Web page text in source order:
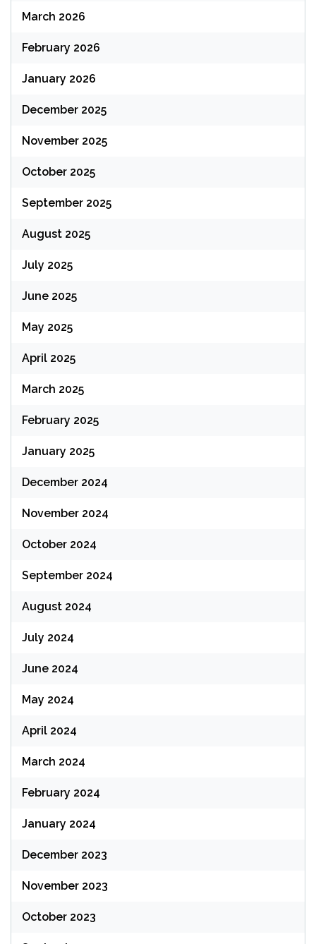
March 2026
February 2026
January 2026
December 2025
November 2025
October 2025
September 2025
August 2025
July 2025
June 2025
May 2025
April 2025
March 2025
February 2025
January 2025
December 2024
November 2024
October 2024
September 2024
August 2024
July 2024
June 2024
May 2024
April 2024
March 2024
February 2024
January 2024
December 2023
November 2023
October 2023